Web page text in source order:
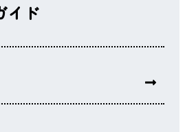
イド